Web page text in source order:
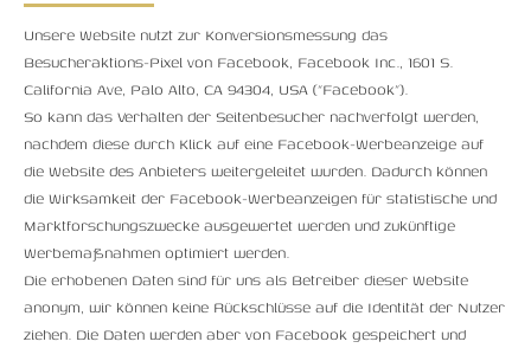
Unsere Website nutzt zur Konversionsmessung das
Besucheraktions-Pixel von Facebook, Facebook Inc., 1601 S.
California Ave, Palo Alto, CA 94304, USA (“Facebook”).
So kann das Verhalten der Seitenbesucher nachverfolgt werden,
nachdem diese durch Klick auf eine Facebook-Werbeanzeige auf
die Website des Anbieters weitergeleitet wurden. Dadurch können
die Wirksamkeit der Facebook-Werbeanzeigen für statistische und
Marktforschungszwecke ausgewertet werden und zukünftige
Werbemaßnahmen optimiert werden.
Die erhobenen Daten sind für uns als Betreiber dieser Website
anonym, wir können keine Rückschlüsse auf die Identität der Nutzer
ziehen. Die Daten werden aber von Facebook gespeichert und